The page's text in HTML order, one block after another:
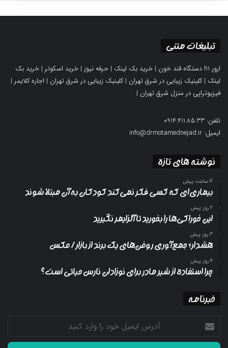
تبلیغات متنی
ارور h1 دستگاه قند خون | خرید بک لینک | حرفه نیوز | خرید اسکوتر | خرید بک
لینک |کلینیک زیبایی در شرق تهران |کلینیک زیبایی در شرق تهران | اجاره کلایمر |
فیزیوتراپی در منزل شرق تهران |
تلفن: 0914.411.85.33
ایمیل: info@drmotamednejad.ir
نوشته های تازه
16 ساعت پیش
بیماری‌ای که کسی فکر نمی‌کند کودکان به آن مبتلا شوند
2 روز پیش
این خوراکی‌ها را بخورید تا آلزایمر نگیرید
3 روز پیش
هشدار؛ جمع‌آوری روغن‌های یک برند از بازار/ عکس
4 روز پیش
چرا استفاده از شیر مادر برای نوزادان نارس حیاتی است؟
خبرنامه
آدرس
ایمیل
خود